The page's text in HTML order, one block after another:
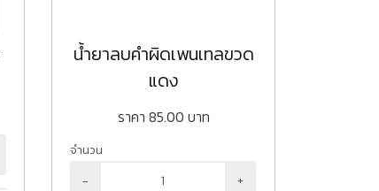
น้ำยาลบคำผิดเพนเทลขวด
แดง
ราคา 85.00 บาท
จำนวน
- +